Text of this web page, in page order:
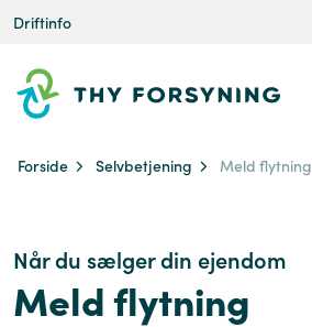
Driftinfo
Forside Selvbetjening Meld flytning
Når du sælger din ejendom
Meld flytning